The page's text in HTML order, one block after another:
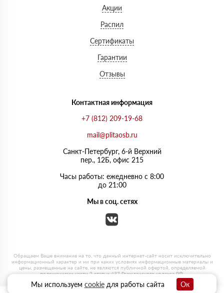
Акции
Распил
Сертификаты
Гарантии
Отзывы
Контактная информация
+7 (812) 209-19-68
mail@plitaosb.ru
Санкт-Петербург, 6-й Верхний
пер., 12Б, офис 215
Часы работы: ежедневно с 8:00
до 21:00
Мы в соц. сетях
Мы используем cookieдля работы сайта Ок